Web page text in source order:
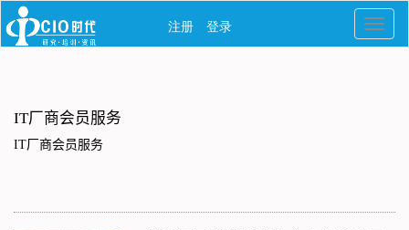
IT厂商会员服务
IT厂商会员服务